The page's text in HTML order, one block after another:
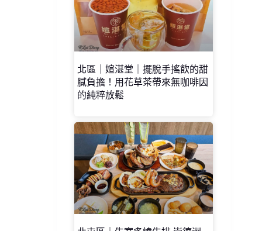
北區｜媗湛堂｜擺脫手搖飲的甜
膩負擔！用花草茶帶來無咖啡因
的純粹放鬆